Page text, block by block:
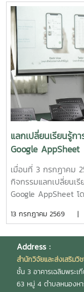
คลินิกของผลิตภัณฑ์มูล
ลูกผสมบึกสยามแม่โจ้
เลิศพิศาล หัวหน้าโคร
สารเสริมโปรตีนปลาไฮ
กินในสัตว์เลี้ยง ระดับ
ดร.ดวงพร อมรเลิศพิศ
ทดสอบทางคลินิกของ
หลังคลอดและสุขภาพ
ศาสตราจารย์ ดร.ดว
โครงการ6.โครงการ
ปลาด้วยระบบผลิตน้ำ
ปั๊มความร้อนอัจฉริยะ
พาณิชย์" โดย ผู้ช่วยศา
โครงการ
PGS?.... ซึ่งได้ลงมติ
โจ้PGS? โดยมีศูนย์เ
ประชุมมีมติเป็นเอกฉัน
ประธานกลุ่ม?ฯ? และ
กลุ่มฯ
แลกเปลี่ยนเรียนรู้ก
Google AppSheet
เมื่อนที่ 3 กรกฏาคม
กิจกรรมแลกเปลี่ยนเ
Google AppSheet
พร้อมทั้งเป็นวิทยากร
งานวิจัย และบริการ
การกองบริหารงาน
บริหารและธุรการ แล
ตำแหน่งหัวหน้างานค
13 กรกฎาคม 2569
Address :
สำนักวิจัยและส่งเสริมวิ
ชั้น 3 อาคารเฉลิมพระเ
63 หมู่ 4 ตำบลหนองห